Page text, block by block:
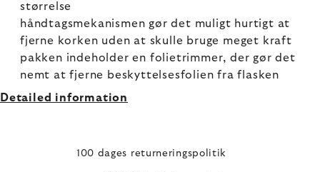
størrelse
håndtagsmekanismen gør det muligt hurtigt at
fjerne korken uden at skulle bruge meget kraft
pakken indeholder en folietrimmer, der gør det
nemt at fjerne beskyttelsesfolien fra flasken
Detailed information
100 dages returneringspolitik